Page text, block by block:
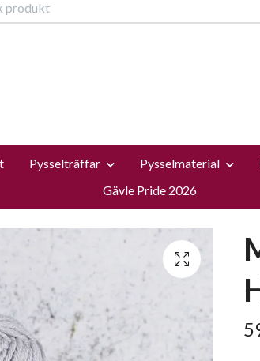
Pysselträffar Pysselmaterial
Gävle Pride 2026